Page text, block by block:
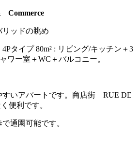
Commerce
ッドの眺め
イプ 80m² : リビング/キッチン＋3
ワー室＋WC＋バルコニー。
すいアパートです。商店街 RUE DE
便利です。
通園可能です。